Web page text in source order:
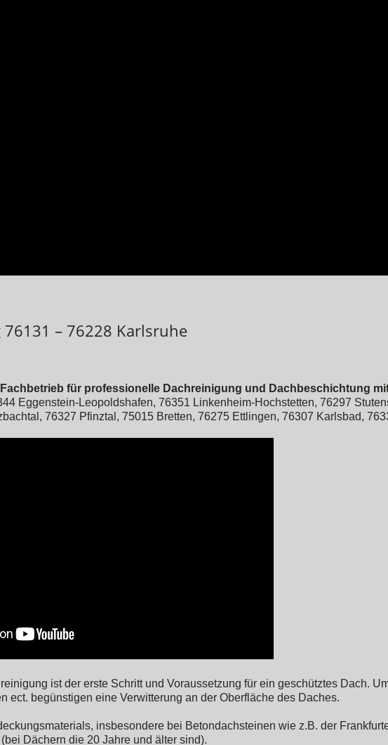
– 76228 Karlsruhe
für professionelle Dachreinigung und Dachbeschichtung
Eggenstein-Leopoldshafen, 76351 Linkenheim-Hochstetten, 76297
76327 Pfinztal, 75015 Bretten, 76275 Ettlingen, 76307 Karlsbad,
ist der erste Schritt und Voraussetzung für ein geschütztes Dach.
ect. begünstigen eine Verwitterung an der Oberfläche des Daches.
insbesondere bei Betondachsteinen wie z.B. der
Dächern die 20 Jahre und älter sind).